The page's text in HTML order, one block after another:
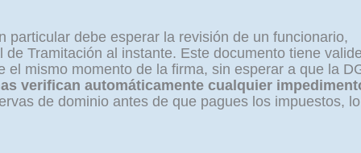
particular debe esperar la revisión de un funcionario,
Tramitación al instante. Este documento tiene
mismo momento de la firma, sin esperar a que la
verifican automáticamente cualquier
de dominio antes de que pagues los impuestos,